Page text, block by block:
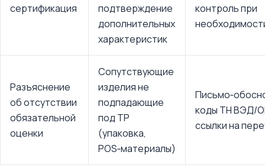
сертификация
подтверждение
дополнительных
характеристик
контроль при
Разъяснение
об отсутствии
обязательной
оценки
Сопутствующие
изделия не
подпадающие
под ТР
(упаковка,
POS‑материалы)
коды ТН ВЭД/
ссылки на